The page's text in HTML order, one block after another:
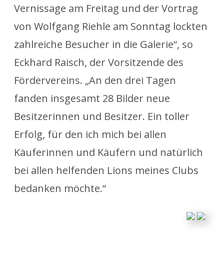
Vernissage am Freitag und der Vortrag
von Wolfgang Riehle am Sonntag lockten
zahlreiche Besucher in die Galerie“, so
Eckhard Raisch, der Vorsitzende des
Fördervereins. „An den drei Tagen
fanden insgesamt 28 Bilder neue
Besitzerinnen und Besitzer. Ein toller
Erfolg, für den ich mich bei allen
Käuferinnen und Käufern und natürlich
bei allen helfenden Lions meines Clubs
bedanken möchte.“